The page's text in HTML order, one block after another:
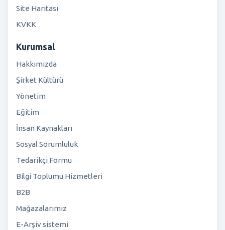
Site Haritası
KVKK
Kurumsal
Hakkımızda
Şirket Kültürü
Yönetim
Eğitim
İnsan Kaynakları
Sosyal Sorumluluk
Tedarikçi Formu
Bilgi Toplumu Hizmetleri
B2B
Mağazalarımız
E-Arşiv sistemi